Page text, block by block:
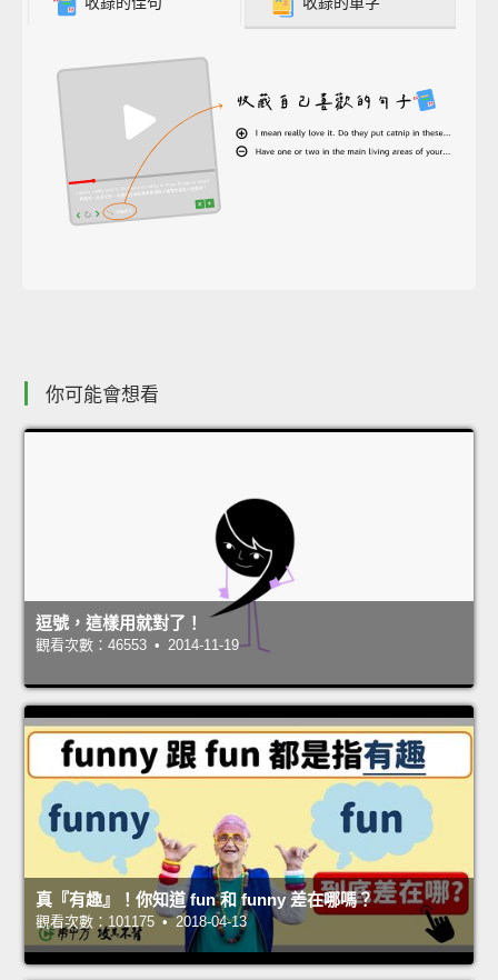
你可能會想看
逗號，這樣用就對了！
觀看次數：46553 • 2014-11-19
真『有趣』！你知道 fun 和 funny 差在哪嗎？
觀看次數：101175 • 2018-04-13